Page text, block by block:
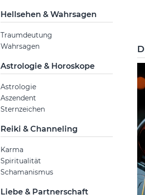
Hellsehen & Wahrsagen
Traumdeutung
Wahrsagen
Astrologie & Horoskope
Astrologie
Aszendent
Sternzeichen
Reiki & Channeling
Karma
Spiritualität
Schamanismus
Liebe & Partnerschaft